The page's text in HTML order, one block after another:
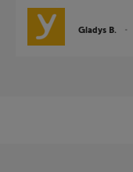
Gladys B.